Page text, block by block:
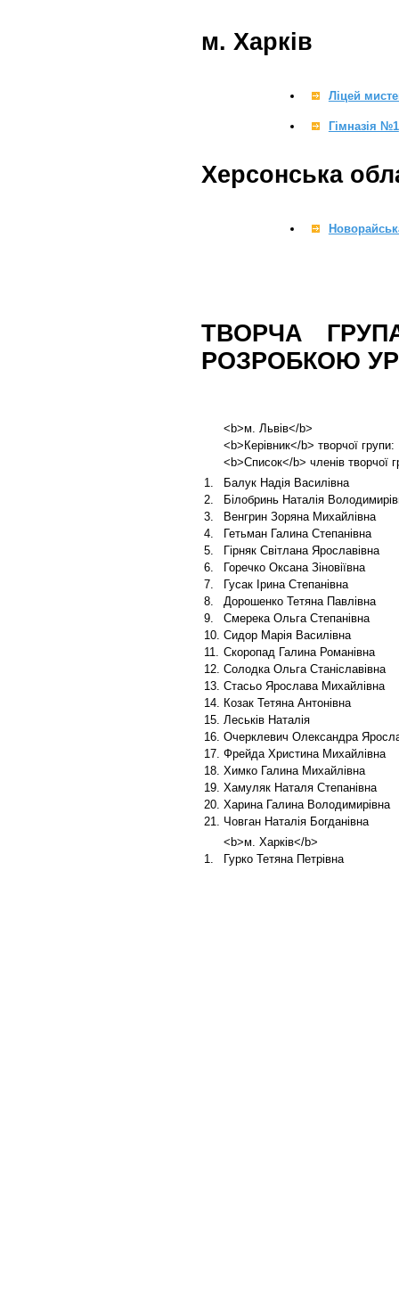
м. Харків
Ліцей
Гімназія №1
Херсонська
ТВОРЧА
РОЗРОБКОЮ
<b>м. Львів</b>
<b>Керівник</b> творчої
<b>Список</b> членів творчої
1.
Балук Надія Василівна
2.
Білобринь Наталія
3.
Венгрин Зоряна Михайлівна
4.
Гетьман Галина Степанівна
5.
Гірняк Світлана Ярославівна
6.
Горечко Оксана Зіновіївна
7.
Гусак Ірина Степанівна
8.
Дорошенко Тетяна Павлівна
9.
Смерека Ольга Степанівна
10. Сидор Марія Василівна
11. Скоропад Галина Романівна
12. Солодка Ольга Станіславівна
13. Стасьо Ярослава Михайлівна
14. Козак Тетяна Антонівна
15. Леськів Наталія
16. Очерклевич Олександра
17. Фрейда Христина Михайлівна
18. Химко Галина Михайлівна
19. Хамуляк Наталя Степанівна
20. Харина Галина Володимирівна
21. Човган Наталія Богданівна
<b>м. Харків</b>
1.
Гурко Тетяна Петрівна